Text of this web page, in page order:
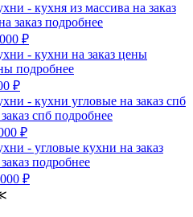
заказ подробнее
₽
подробнее
₽
спб подробнее
₽
подробнее
₽